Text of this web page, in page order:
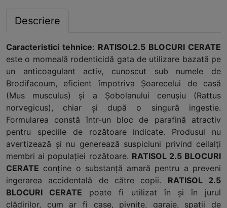
Descriere
Caracteristici tehnice: RATISOL2.5 BLOCURI CERATE
este o momeală rodenticidă gata de utilizare bazată pe
un anticoagulant activ, cunoscut sub numele de
Brodifacoum, eficient împotriva Şoarecelui de casă
(Mus musculus) şi a Şobolanului cenuşiu (Rattus
norvegicus), chiar şi după o singură ingestie.
Formularea constă într-un bloc de parafină atractiv
pentru speciile de rozătoare indicate. Produsul nu
avertizează şi nu generează suspiciuni privind ceilalţi
membri ai populaţiei rozătoare. RATISOL 2.5 BLOCURI
CERATE conţine o substanţă amară pentru a preveni
ingerarea accidentală de către copii. RATISOL 2.5
BLOCURI CERATE poate fi utilizat în şi în jurul
clădirilor, cum ar fi case, pivniţe, garaje, spaţii de